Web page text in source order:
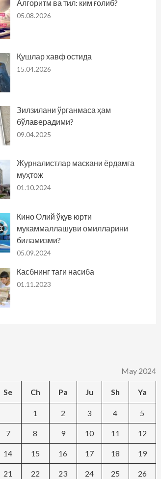
Алгоритм ва тил: ким ғолиб?
05.08.2026
Қушлар хавф остида
15.04.2026
Зилзилани ўрганмаса ҳам
бўлаверадими?
09.04.2025
Журналистлар маскани ёрдамга
муҳтож
01.10.2024
Кино Олий ўқув юрти
мукаммаллашуви омилларини
биламизми?
05.09.2024
Касбнинг таги насиба
01.11.2023
May 2024
Se Ch Pa Ju Sh Ya
1 2 3 4 5
7 8 9 10 11 12
14 15 16 17 18 19
21 22 23 24 25 26